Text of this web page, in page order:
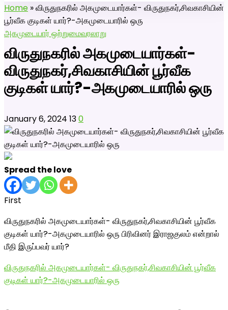
Home »விருதுநகரில் அகமுடையார்கள்- விருதுநகர்,சிவகாசியின்
பூர்வீக குடிகள் யார்?-அகமுடையாரில் ஒரு
அகமுடையார் ஒற்றுமைவரலாறு
விருதுநகரில் அகமுடையார்கள்-
விருதுநகர்,சிவகாசியின் பூர்வீக
குடிகள் யார்?-அகமுடையாரில் ஒரு
January 6, 2024 130
Spread the love
First
விருதுநகரில் அகமுடையார்கள்- விருதுநகர்,சிவகாசியின் பூர்வீக
குடிகள் யார்?-அகமுடையாரில் ஒரு பிரிவினர் இராஜகுலம் என்றால்
மீதி இருப்பவர் யார்?
விருதுநகரில் அகமுடையார்கள்- விருதுநகர்,சிவகாசியின் பூர்வீக
குடிகள் யார்?-அகமுடையாரில் ஒரு